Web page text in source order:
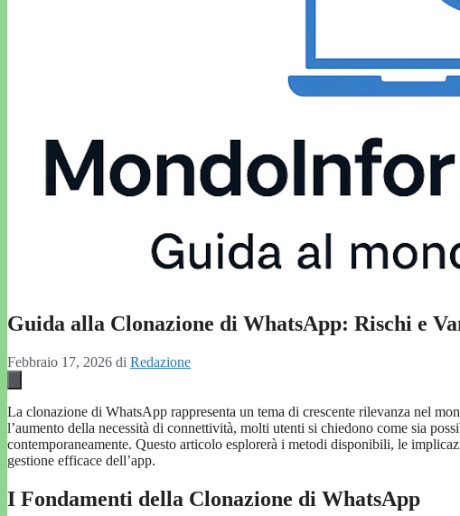
Guida alla Clonazione di WhatsApp: Rischi e
Febbraio 17, 2026 di Redazione
La clonazione di WhatsApp rappresenta un tema di crescente rilevanza nel
l’aumento della necessità di connettività, molti utenti si chiedono come sia
contemporaneamente. Questo articolo esplorerà i metodi disponibili, le
gestione efficace dell’app.
I Fondamenti della Clonazione di WhatsApp